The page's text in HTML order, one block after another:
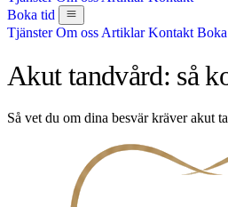
Boka tid
TjänsterOm oss ArtiklarKontakt
Akut tandvård: så
Så vet du om dina besvär kräver akut